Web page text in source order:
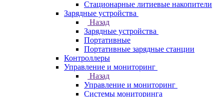
Стационарные литиевые накопители
Зарядные устройства
Назад
Зарядные устройства
Портативные
Портативные зарядные станции
Контроллеры
Управление и мониторинг
Назад
Управление и мониторинг
Системы мониторинга